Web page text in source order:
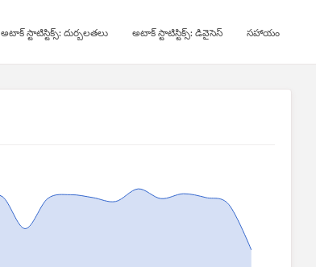
అటాక్ స్టాటిస్టిక్స్: దుర్బలతలు అటాక్ స్టాటిస్టిక్స్: డివైసెస్ సహాయం